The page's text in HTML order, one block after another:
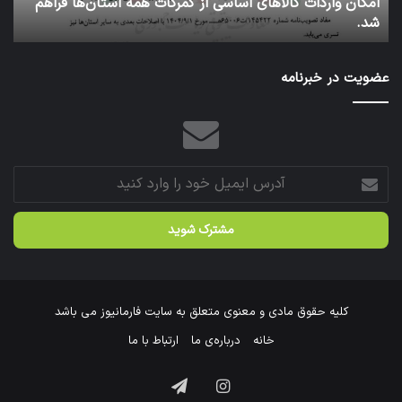
رئیس
سازمان
عازم
عالیات
عتبات عالیات شد.
عضویت در خبرنامه
آدرس
ایمیل
خود
وارد
کلیه حقوق مادی و معنوی متعلق به سایت فارمانیوز می باشد
خانه
درباره‌ی ما ارتباط با ما
اینستاگرام